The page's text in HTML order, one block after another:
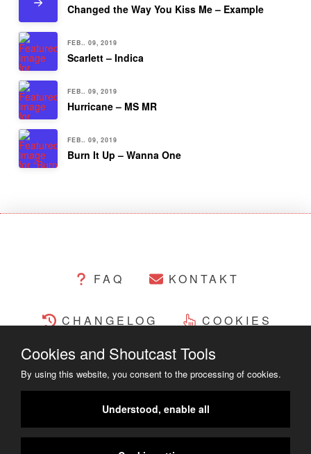
Changed the Way You Kiss Me – Example
FEB.. 09, 2019
Scarlett – Indica
FEB.. 09, 2019
Hurricane – MS MR
FEB.. 09, 2019
Burn It Up – Wanna One
FAQ KONTAKT
CHANGELOG COOKIES
RECHTLICHES
Cookies and Shoutcast Tools
By using this website, you consent to the processing of cookies.
Understood, enable all